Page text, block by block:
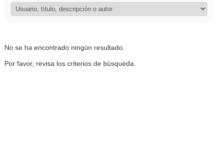
No se ha encontrado ningún resultado.
Por favor, revisa los criterios de búsqueda.